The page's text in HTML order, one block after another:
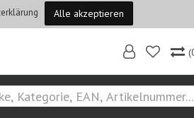
Alle akzeptieren